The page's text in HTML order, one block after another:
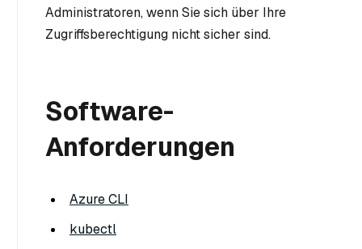
Administratoren, wenn Sie sich über Ihre
Zugriffsberechtigung nicht sicher sind.
Software-
Anforderungen
Azure CLI
kubectl